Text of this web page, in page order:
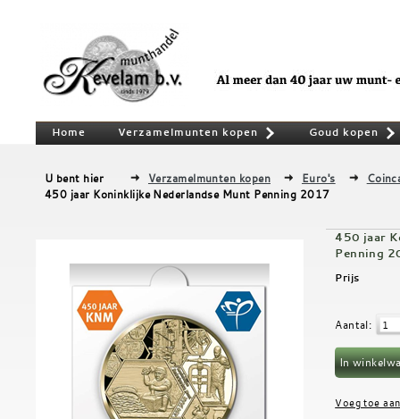
Home Verzamelmunten kopen Goud kopen
U bent hier Verzamelmunten kopen Euro's
450 jaar Koninklijke Nederlandse Munt Penning 2017
450 jaar
Penning
Prijs
Aantal: